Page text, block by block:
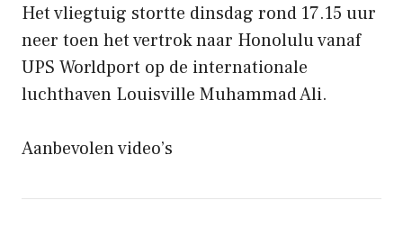
Het vliegtuig stortte dinsdag rond 17.15 uur
neer toen het vertrok naar Honolulu vanaf
UPS Worldport op de internationale
luchthaven Louisville Muhammad Ali.
Aanbevolen video’s